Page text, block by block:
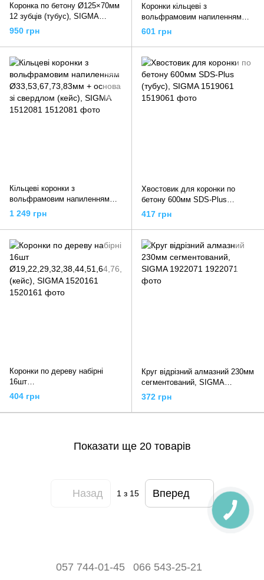
Коронка по бетону Ø125×70мм
12 зубців (тубус), SIGMA
1513201
950 грн
Коронки кільцеві з
вольфрамовим напиленням
Ø33,53,67,73мм + основа з
свердлом, SIGMA 1512051
601 грн
Кільцеві коронки з
вольфрамовим напиленням
Ø33,53,67,73,83мм + основа зі
свердлом (кейс), SIGMA
1512081
1 249 грн
Хвостовик для коронки по
бетону 600мм SDS-Plus
(тубус), SIGMA 1519061
417 грн
Коронки по дереву набірні
16шт
Ø19,22,29,32,38,44,51,64,76,89,
102,127мм (кейс), SIGMA
1520161
404 грн
Круг відрізний алмазний 230мм
сегментований, SIGMA
1922071
372 грн
Показати ще 20 товарів
Назад 1з 15 Вперед
057 744-01-45 066 543-25-21